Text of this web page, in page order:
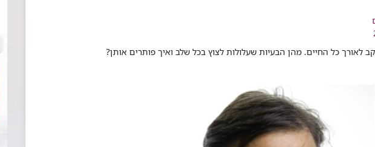
לאורך כל החיים. מהן הבעיות שעלולות לצוץ בכל שלב ואיך פותרים אותן?